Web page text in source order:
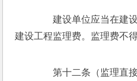
建设单位应当在建设
建设工程监理费。监理费不
第十二条（监理直接